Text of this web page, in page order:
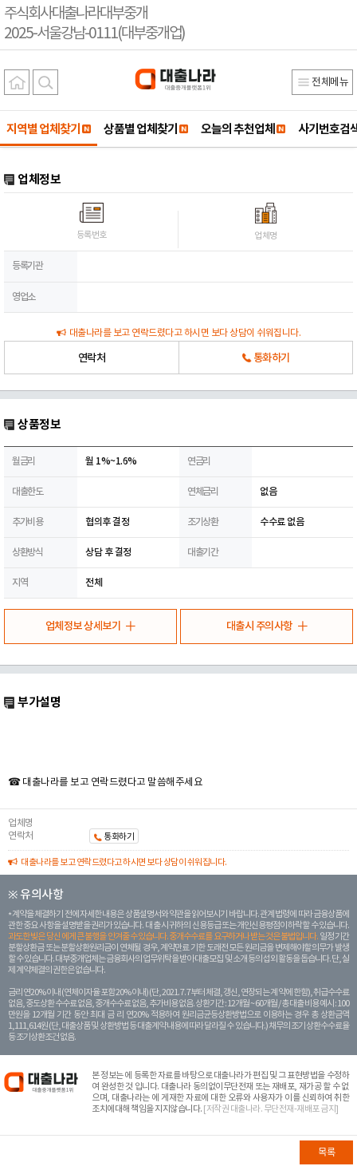
주식회사대출나라대부중개
2025-서울강남-0111(대부중개업)
전체메뉴
지역별 업체찾기 상품별 업체찾기 오늘의 추천업체 사기번호검
업체정보
등록번호 업체명
등록기관
영업소
대출나라를 보고 연락드렸다고 하시면 보다 상담이 쉬워집니다.
연락처 통화하기
상품정보
월금리 월 1%~1.6% 연금리
대출한도 연체금리 없음
추가비용 협의후 결정 조기상환 수수료 없음
상환방식 상담 후 결정 대출기간
지역 전체
업체정보 상세보기 대출시 주의사항
부가설명
☎ 대출나라를 보고 연락드렸다고 말씀해주세요
업체명
연락처
통화하기
대출나라를 보고 연락드렸다고 하시면 보다 상담이 쉬워집니다.
※ 유의사항
계약을 체결하기 전에 자세한 내용은 상품설명서와 약관을 읽어보시기 바랍니다. 관계 법령에 따라 금융상품에
관한 중요 사항을 설명받을 권리가 있습니다. 대 출 시 귀하의 신용등급 또는 개인신용평점이 하락할 수 있습니다.
과도한 빚은 당신 에게 큰 불행을 안겨줄 수 있습니다. 중개수수료를 요구하거나 받는 것은 불법입니다. 일정 기간
분할상환금 또는 분할상환원리금이 연체될 경우, 계약만료 기한 도래전 모든 원리금을 변제해야할 의무가 발생
할 수 있습니다. 대부중개업체는 금융회사의 업무위탁을 받아 대출모집 및 소개 등의 섭외 활동을 돕습니다. 단, 실
제 계약체결의 권한은 없습니다.
금리 연20% 이내 (연체이자율 포함 20% 이내) (단, 2021. 7. 7부터 체결, 갱신, 연장되는 계 약에 한함), 취급수수료
없음, 중도상환 수수료 없음, 중개수수료 없음, 추가비용 없음. 상환기간 : 12개월 ~ 60개월 / 총 대출 비용 예시 : 100
만원을 12개월 기간 동안 최대 금 리 연20% 적용하여 원리금균등상환방법으로 이용하는 경우 총 상환금액
1,111,614원 (단, 대출상품 및 상환방법 등 대출계약 내용에 따라 달라질 수 있습니다.) 채무의 조기 상환수수료율
등 조기상환조건 없음.
본 정보는에 등록한 자료를 바탕으로 대출나라가 편집 및 그 표현방법을 수정하
여 완성한 것 입니다. 대출나라 동의없이무단전재 또는 재배포, 재가공 할 수 없
으며, 대출나라는 에 게재한 자료에 대한 오류와 사용자가 이를 신뢰하여 취한
조치에대해 책임을 지지않습니다. [저작권 대출나라. 무단전재-재배포 금지]
목록